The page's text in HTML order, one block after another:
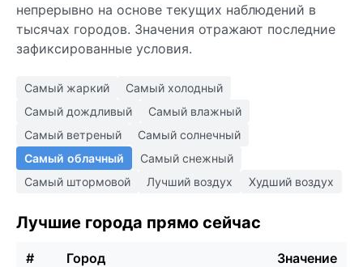
непрерывно на основе текущих наблюдений в
тысячах городов. Значения отражают последние
зафиксированные условия.
Самый жаркий
Самый холодный
Самый дождливый
Самый влажный
Самый ветреный
Самый солнечный
Самый облачный
Самый снежный
Самый штормовой
Лучший воздух Худший воздух
Лучшие города прямо сейчас
# Город Значение